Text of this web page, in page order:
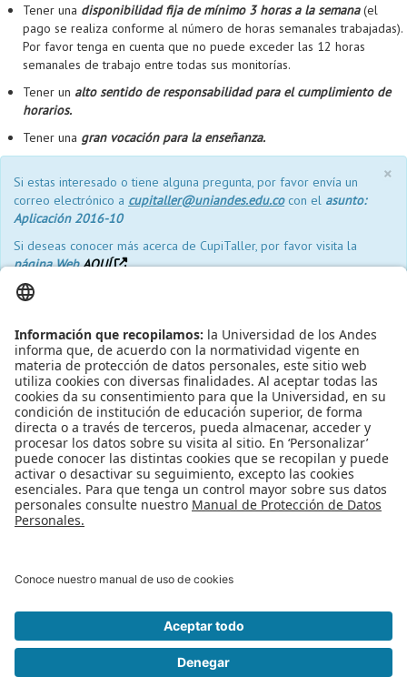
Tener una disponibilidad fija de mínimo 3 horas a la semana (el
pago se realiza conforme al número de horas semanales trabajadas).
Por favor tenga en cuenta que no puede exceder las 12 horas
semanales de trabajo entre todas sus monitorías.
Tener un alto sentido de responsabilidad para el cumplimiento de
horarios.
Tener una gran vocación para la enseñanza.
×
Si estas interesado o tiene alguna pregunta, por favor envía un
correo electrónico a cupitaller@uniandes.edu.co con el asunto:
Aplicación 2016-10
Si deseas conocer más acerca de CupiTaller, por favor visita la
página WebAQUÍ
Leído6384 Tiempo Última modificación Miércoles, 13 Enero 2016 11:49
Publicado en
Noticias
Etiquetado bajo
monitorias cursos pregrado
cursos maestrias
Proyectos estudiantes
cupitaller tutores APO
Más en esta categoría